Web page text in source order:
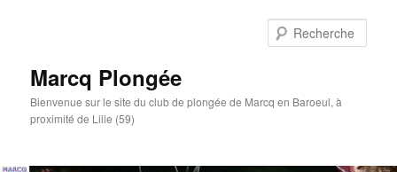
Marcq Plongée
Bienvenue sur le site du club de plongée de Marcq en Baroeul, à
proximité de Lille (59)